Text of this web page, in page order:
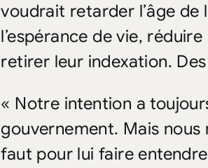
voudrait retarder l’âge de
l’espérance de vie,
retirer leur indexation.
« Notre intention a
gouvernement. Mais nous
faut pour lui faire